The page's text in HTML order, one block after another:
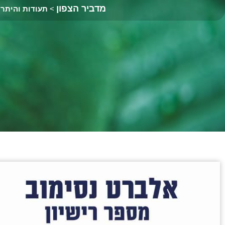
מדביר הצפון > תעודות